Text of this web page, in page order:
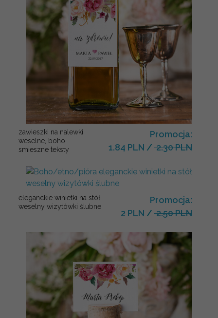
zawieszki na nalewki
weselne, boho
smieszne teksty
Promocja:
1.84 PLN / 2.30 PLN
eleganckie winietki na stół
weselny wizytówki ślubne
Promocja:
2 PLN / 2.50 PLN